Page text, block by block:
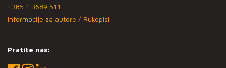
+385 1 3689 511
Informacije za autore / Rukopisi
Pratite nas: